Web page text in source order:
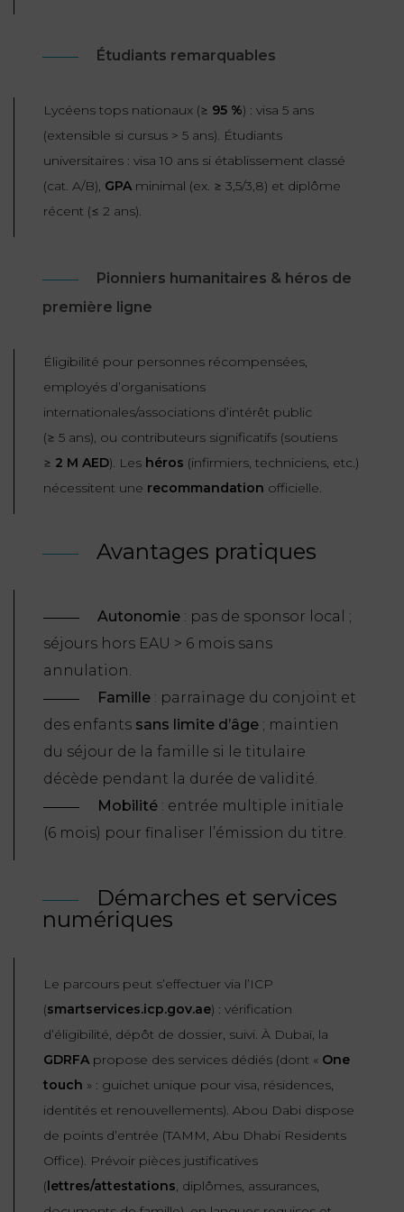
Étudiants remarquables
Lycéens tops nationaux (≥ 95 %) : visa 5 ans
(extensible si cursus > 5 ans). Étudiants
universitaires : visa 10 ans si établissement classé
(cat. A/B), GPAminimal (ex. ≥ 3,5/3,8) et diplôme
récent (≤ 2 ans).
Pionniers humanitaires & héros de
première ligne
Éligibilité pour personnes récompensées,
employés d’organisations
internationales/associations d’intérêt public
(≥ 5 ans), ou contributeurs significatifs (soutiens
≥ 2 M AED). Les héros (infirmiers, techniciens, etc.)
nécessitent une recommandation officielle.
Avantages pratiques
Autonomie : pas de sponsor local ;
séjours hors EAU > 6 mois sans
annulation.
Famille : parrainage du conjoint et
des enfants sans limite d’âge ; maintien
du séjour de la famille si le titulaire
décède pendant la durée de validité.
Mobilité : entrée multiple initiale
(6 mois) pour finaliser l’émission du titre.
Démarches et services
numériques
Le parcours peut s’effectuer via l’ICP
(smartservices.icp.gov.ae) : vérification
d’éligibilité, dépôt de dossier, suivi. À Dubaï, la
GDRFApropose des services dédiés (dont « One
touch » : guichet unique pour visa, résidences,
identités et renouvellements). Abou Dabi dispose
de points d’entrée (TAMM, Abu Dhabi Residents
Office). Prévoir pièces justificatives
( lettres/attestations, diplômes, assurances,